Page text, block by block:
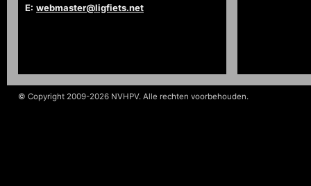
E: webmaster@ligfiets.net
© Copyright 2009-2026 NVHPV. Alle rechten voorbehouden.